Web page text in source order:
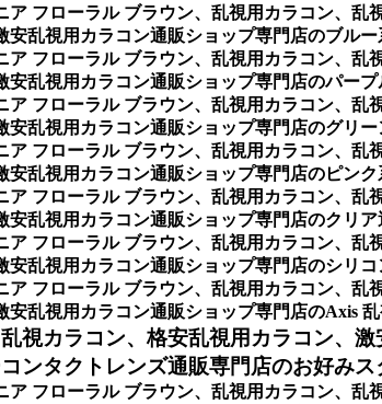
ア フローラル ブラウン、乱視用カラコン、
安乱視用カラコン通販ショップ専門店のブル
ア フローラル ブラウン、乱視用カラコン、
安乱視用カラコン通販ショップ専門店のパー
ア フローラル ブラウン、乱視用カラコン、
安乱視用カラコン通販ショップ専門店のグリ
ア フローラル ブラウン、乱視用カラコン、
安乱視用カラコン通販ショップ専門店のピン
ア フローラル ブラウン、乱視用カラコン、
安乱視用カラコン通販ショップ専門店のクリ
ア フローラル ブラウン、乱視用カラコン、
安乱視用カラコン通販ショップ専門店のシリ
ア フローラル ブラウン、乱視用カラコン、
安乱視用カラコン通販ショップ専門店のAxis 乱
視カラコン、格安乱視用カラコン、
コンタクトレンズ通販専門店のお好み
ア フローラル ブラウン、乱視用カラコン、